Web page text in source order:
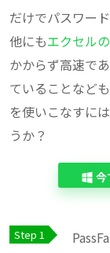
だけでパスワー
他にもエクセル
かからず高速で
ていることなど
を使いこなすに
うか？
今